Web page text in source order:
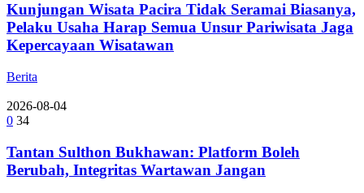
Kunjungan Wisata Pacira Tidak Seramai Biasanya,
Pelaku Usaha Harap Semua Unsur Pariwisata Jaga
Kepercayaan Wisatawan
Berita
2026-08-04
0 34
Tantan Sulthon Bukhawan: Platform Boleh
Berubah, Integritas Wartawan Jangan